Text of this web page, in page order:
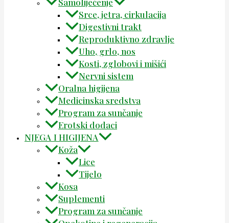
Srce, jetra, cirkulacija
Digestivni trakt
Reproduktivno zdravlje
Uho, grlo, nos
Kosti, zglobovi i mišići
Nervni sistem
Oralna higijena
Medicinska sredstva
Program za sunčanje
Erotski dodaci
NJEGA I HIGIJENA
Koža
Lice
Tijelo
Kosa
Suplementi
Program za sunčanje